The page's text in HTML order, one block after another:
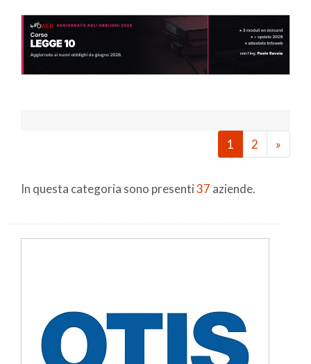
1 2 »
In questa categoria sono presenti37 aziende.